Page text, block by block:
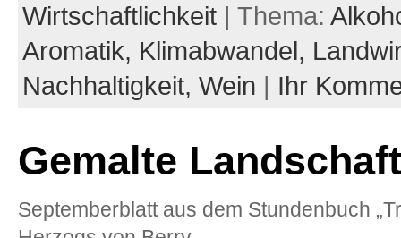
Wirtschaftlichkeit| Thema:
Aromatik, Klimabwandel,
Nachhaltigkeit, Wein Ihr
Gemalte
Septemberblatt aus dem Stundenbuch